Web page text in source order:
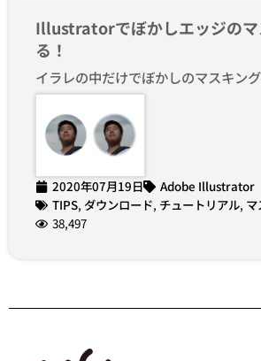
Illustratorでぼかしエッジのマ
る！
イラレの中だけでぼかしのマスキング
2020年07月19日
Adobe Illustrator
TIPS, ダウンロード, チュートリアル, マ
38,497